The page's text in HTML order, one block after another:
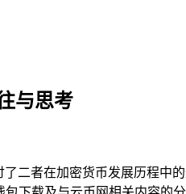
与思考
二者在加密货币发展历程